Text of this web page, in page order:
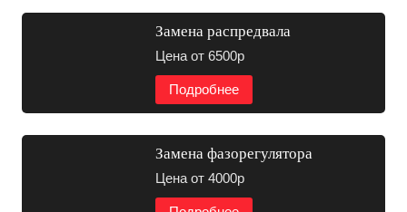
Замена распредвала
Цена от 6500р
Подробнее
Замена фазорегулятора
Цена от 4000р